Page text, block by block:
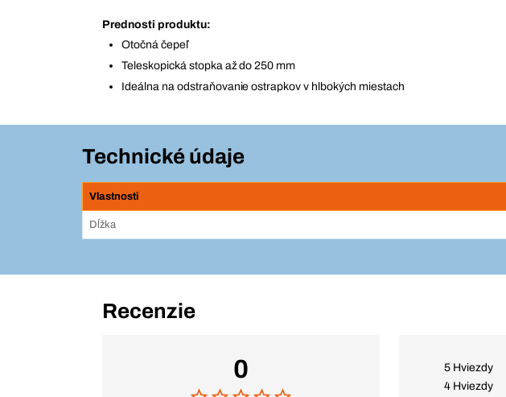
Prednosti produktu:
Otočná čepeľ
Teleskopická stopka až do 250 mm
Ideálna na odstraňovanie ostrapkov v hlbokých miestach
Technické údaje
Vlastnosti
Dĺžka
Recenzie
0 5 Hviezdy
4 Hviezdy